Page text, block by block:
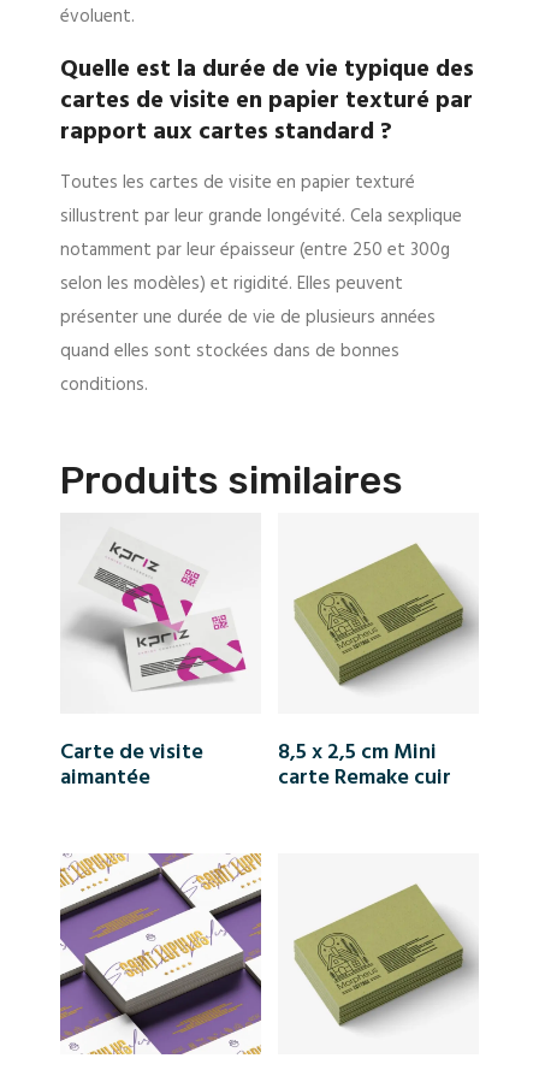
évoluent.
Quelle est la durée de vie typique des
cartes de visite en papier texturé par
rapport aux cartes standard ?
Toutes les cartes de visite en papier texturé
sillustrent par leur grande longévité. Cela sexplique
notamment par leur épaisseur (entre 250 et 300g
selon les modèles) et rigidité. Elles peuvent
présenter une durée de vie de plusieurs années
quand elles sont stockées dans de bonnes
conditions.
Produits similaires
Carte de visite
aimantée
8,5 x 2,5 cm Mini
carte Remake cuir